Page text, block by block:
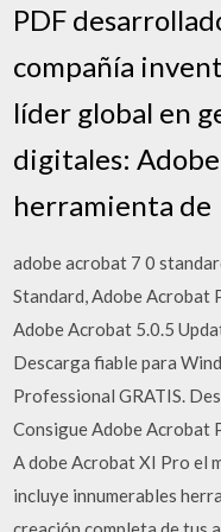
PDF
compañía
líder global en
digitales: Adobe
herramienta de
adobe acrobat 7 0
Standard, Adobe Acrobat
Adobe Acrobat 5.0.5
Descarga fiable para
Professional GRATIS.
Consigue Adobe Acrobat
A dobe Acrobat XI Pro el
incluye innumerables